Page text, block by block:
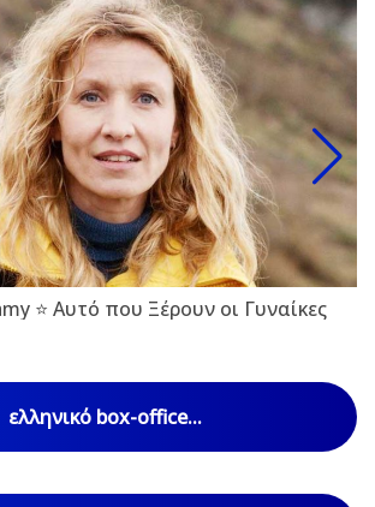
⭐ Αυτό που Ξέρουν οι Γυναίκες
ελληνικό box-office...